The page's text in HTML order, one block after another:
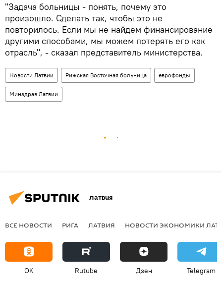
"Задача больницы - понять, почему это
произошло. Сделать так, чтобы это не
повторилось. Если мы не найдем финансирование
другими способами, мы можем потерять его как
отрасль", - сказал представитель министерства.
Новости Латвии Рижская Восточная больница еврофонды
Минздрав Латвии
Латвия
ВСЕ НОВОСТИ РИГА ЛАТВИЯ НОВОСТИ ЭКОНОМИКИ
OK Rutube Дзен Telegram